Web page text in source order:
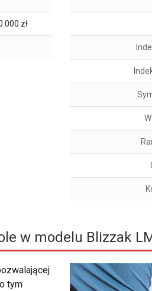
000 zł
w modelu Blizzak
tym